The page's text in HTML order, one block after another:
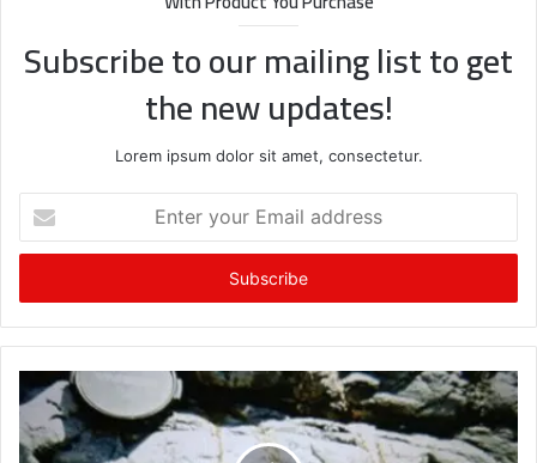
Subscribe to our mailing list to get
the new updates!
Lorem ipsum dolor sit amet, consectetur.
your
Email